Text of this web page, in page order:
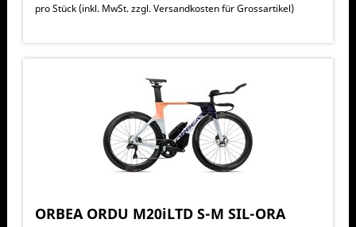
pro Stück (inkl. MwSt. zzgl.Versandkosten für Grossartikel)
ORBEA ORDU M20iLTD S-M SIL-ORA